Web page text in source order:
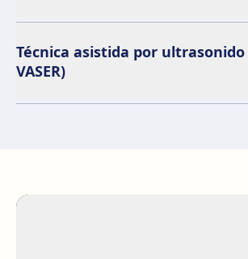
Técnica asistida por ultrasonido
VASER)